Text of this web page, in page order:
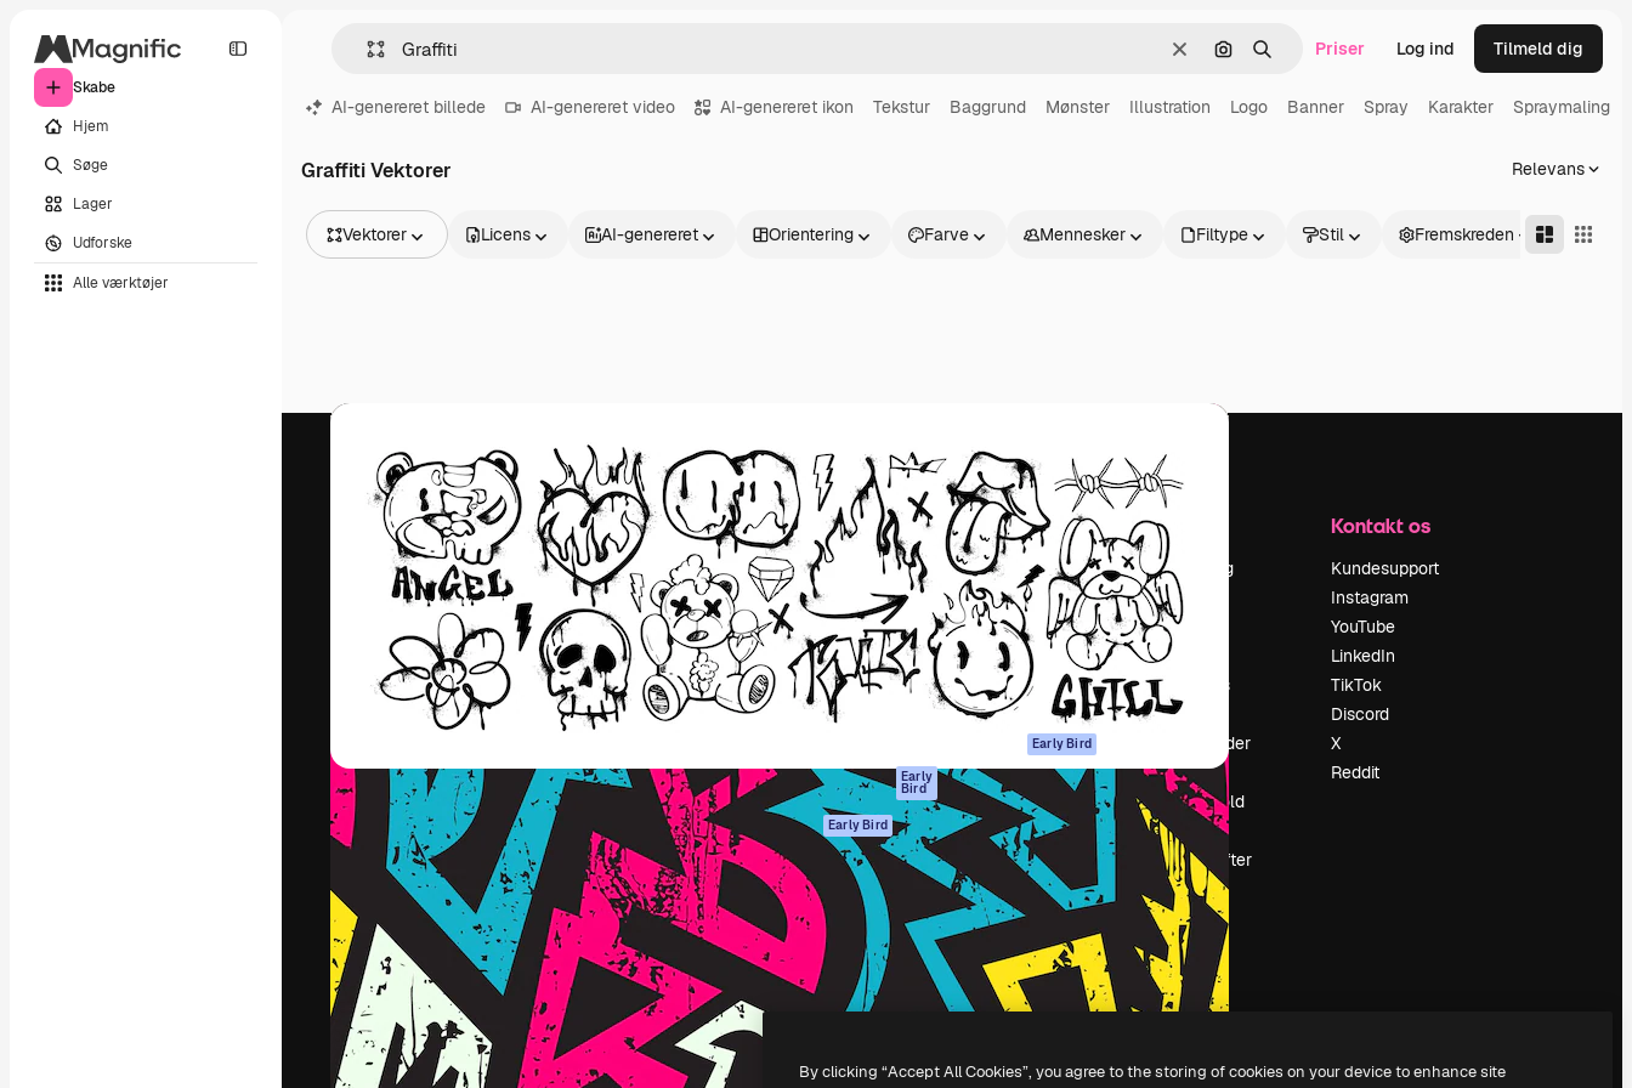
Skabe
Hjem
Søge
Lager
Udforske
Alle værktøjer
Klar Søg efter billede
Søge Priser Log ind Tilmeld dig
AI-genereret billede AI-genereret video AI-genereret ikon Tekstur Baggrund Mønster Illustration Logo Banner Spray Karakter Spraymaling
Graffiti Vektorer Relevans
Vektorer
Videoer
Motion graphics
Videoskabeloner
3D modeller
Skrifttyper
Licens AI-genereret Orientering Farve Mennesker Filtype Stil Fremskreden
Den kreative platform til at skabe dit bedste
arbejde. Over 1 million abonnenter – fra
kreative og virksomheder til bureauer og
studier.
Dansk
Produkter
Spaces
AI-assistent
AI-billedgenerator
AI-videogenerator
AI-
stemmegenerator
MCP til
Claude/ChatGPT
Early
Bird
Agenter Early Bird
API
Mobilapp
Alle Magnific
værktøjer
Kom godt i
gang
Academy
Dokumentation
Support
Vilkår for brug
Privatlivspolitik
Early Bird
Cookies politik
Tillidscenter
Partnere
Virksomhed
Firma
Prissætning
Om os
Reviews
Karriere
Søgetrends
Blog
Begivenheder
Slidesgo
Sælg indhold
Presserum
Leder du efter
magnific.ai
Kontakt os
Kundesupport
Instagram
YouTube
LinkedIn
TikTok
Discord
X
Reddit
Copyright © 2010- 2026 Freepik Company S.L.U. Alle rettigheder forbeholdes
By clicking “Accept All Cookies”, you agree to the storing of cookies on your device to enhance site